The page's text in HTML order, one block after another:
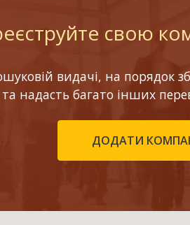
свою
видачі, на порядок
та надасть багато інших
ДОДАТИ